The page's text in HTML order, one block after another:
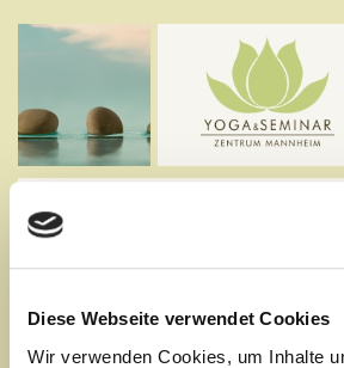
Diese Webseite verwendet Cookies
Wir verwenden Cookies, um Inhalte
NEU - Meditationskurs
Donnerstags
RAJA-YOGA /